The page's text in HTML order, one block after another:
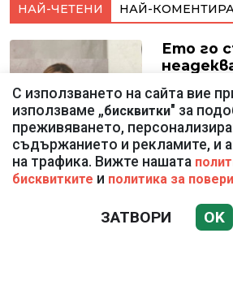
НАЙ-ЧЕТЕНИ НАЙ-
Ето го
външна
С използването на сайта вие
използваме „бисквитки" за
преживяването,
съдържанието и рекламите, и
на трафика. Вижте нашата
бисквитките и политика за
ЗАТВОРИ OK